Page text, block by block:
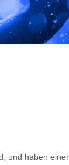
und haben